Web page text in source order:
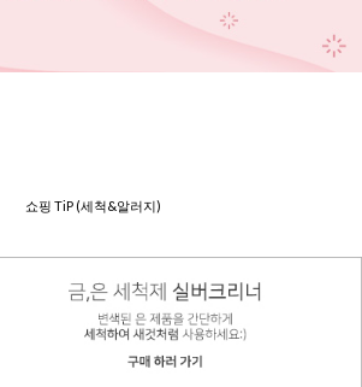
쇼핑 TiP (세척&알러지)